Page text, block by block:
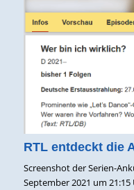
RTL entdeckt die
Screenshot der Serien-
September 2021 um